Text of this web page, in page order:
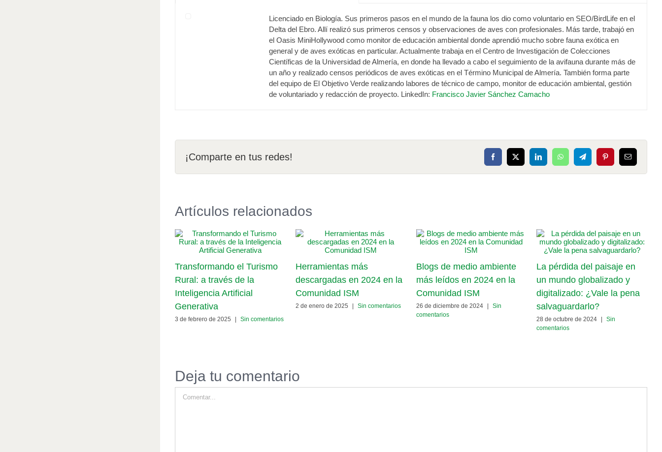
Licenciado en Biología. Sus primeros pasos en el mundo de la fauna los dio como voluntario en SEO/BirdLife en el
Delta del Ebro. Allí realizó sus primeros censos y observaciones de aves con profesionales. Más tarde, trabajó en
el Oasis MiniHollywood como monitor de educación ambiental donde aprendió mucho sobre fauna exótica en
general y de aves exóticas en particular. Actualmente trabaja en el Centro de Investigación de Colecciones
Científicas de la Universidad de Almería, en donde ha llevado a cabo el seguimiento de la avifauna durante más de
un año y realizado censos periódicos de aves exóticas en el Término Municipal de Almería. También forma parte
del equipo de El Objetivo Verde realizando labores de técnico de campo, monitor de educación ambiental, gestión
de voluntariado y redacción de proyecto. LinkedIn: Francisco Javier Sánchez Camacho
¡Comparte en tus redes! Facebook
X LinkedInWhatsAppTelegramPinterestCorreo
electrónico
Artículos relacionados
Transformando el Turismo
Rural: a través de la
Inteligencia Artificial
Generativa
3 de febrero de 2025 | Sin comentarios
Herramientas más
descargadas en 2024 en la
Comunidad ISM
2 de enero de 2025 | Sin comentarios
Blogs de medio ambiente
más leídos en 2024 en la
Comunidad ISM
26 de diciembre de 2024 |
Sin
comentarios
La pérdida del paisaje en
un mundo globalizado y
digitalizado: ¿Vale la pena
salvaguardarlo?
28 de octubre de 2024 |
Sin
comentarios
Deja tu comentario